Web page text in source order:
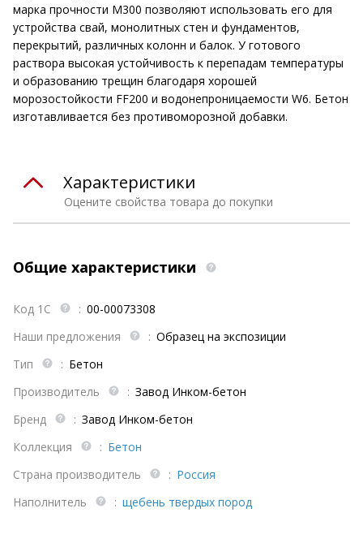
марка прочности М300 позволяют использовать его для
устройства свай, монолитных стен и фундаментов,
перекрытий, различных колонн и балок. У готового
раствора высокая устойчивость к перепадам температуры
и образованию трещин благодаря хорошей
морозостойкости FF200 и водонепроницаемости W6. Бетон
изготавливается без противоморозной добавки.
Оцените свойства товара до покупки
Характеристики
Общие характеристики
Код 1С : 00-00073308
Наши предложения
: Образец на экспозиции
Тип
: Бетон
Производитель
: Завод Инком-бетон
Бренд
: Завод Инком-бетон
Коллекция
: Бетон
Страна производитель
: Россия
Наполнитель
: щебень твердых пород